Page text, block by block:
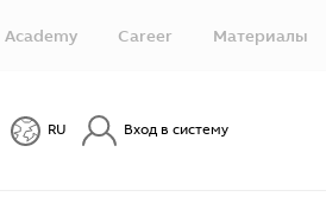
Academy Career Материалы
RU Вход в систему